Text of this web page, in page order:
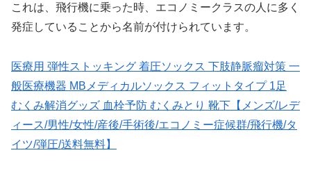
これは、飛行機に乗った時、エコノミークラスの人に多く
発症していることから名前が付けられています。
医療用 弾性ストッキング 着圧ソックス 下肢静脈瘤対策 一
般医療機器 MBメディカルソックス フィットタイプ 1足
むくみ解消グッズ 血栓予防 むくみとり 靴下【メンズ/レデ
ィース/男性/女性/産後/手術後/エコノミー症候群/飛行機/タ
イツ/弾圧/送料無料】